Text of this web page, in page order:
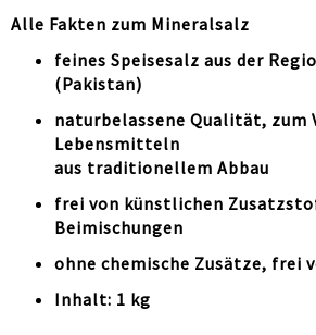
Alle Fakten zum Mineralsalz
feines Speisesalz aus der
(Pakistan)
naturbelassene Qualität, zum
Lebensmitteln
aus traditionellem Abbau
frei von künstlichen
Beimischungen
ohne chemische Zusätze, frei
Inhalt: 1 kg